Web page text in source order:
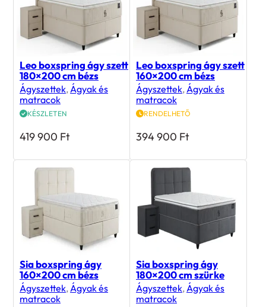
Leo boxspring ágy szett
180×200 cm bézs
Ágyszettek, Ágyak és
matracok
KÉSZLETEN
419 900 Ft
Leo boxspring ágy szett
160×200 cm bézs
Ágyszettek, Ágyak és
matracok
RENDELHETŐ
394 900 Ft
Sia boxspring ágy
160×200 cm bézs
Ágyszettek, Ágyak és
matracok
Sia boxspring ágy
180×200 cm szürke
Ágyszettek, Ágyak és
matracok